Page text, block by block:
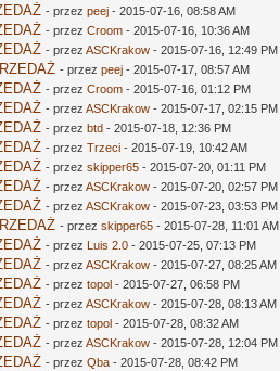
- przezpeej - 2015-07-16, 08:58 AM
- przezCroom - 2015-07-16, 10:36 AM
- przezASCKrakow - 2015-07-16, 12:49 PM
- przezpeej - 2015-07-17, 08:57 AM
- przezCroom - 2015-07-16, 01:12 PM
- przezASCKrakow - 2015-07-17, 02:15 PM
- przezbtd - 2015-07-18, 12:36 PM
- przezTrzeci - 2015-07-19, 10:42 AM
- przezskipper65 - 2015-07-20, 01:11 PM
- przezASCKrakow - 2015-07-20, 02:57 PM
- przezASCKrakow - 2015-07-23, 03:53 PM
- przezskipper65 - 2015-07-28, 11:01 AM
- przez Luis 2.0 - 2015-07-25, 07:13 PM
- przezASCKrakow - 2015-07-27, 08:25 AM
- przeztopol - 2015-07-27, 06:58 PM
- przezASCKrakow - 2015-07-28, 08:13 AM
- przeztopol - 2015-07-28, 08:32 AM
- przezASCKrakow - 2015-07-28, 12:04 PM
- przezQba - 2015-07-28, 08:42 PM